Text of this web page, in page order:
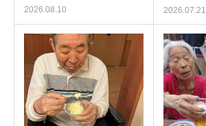
2026.08.10 2026.07.21